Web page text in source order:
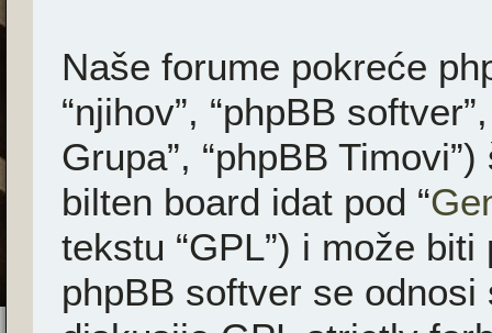
Naše forume pokreće
“njihov”, “phpBB
Grupa”, “phpBB
bilten board idat pod “
tekstu “GPL”) i može
phpBB softver se